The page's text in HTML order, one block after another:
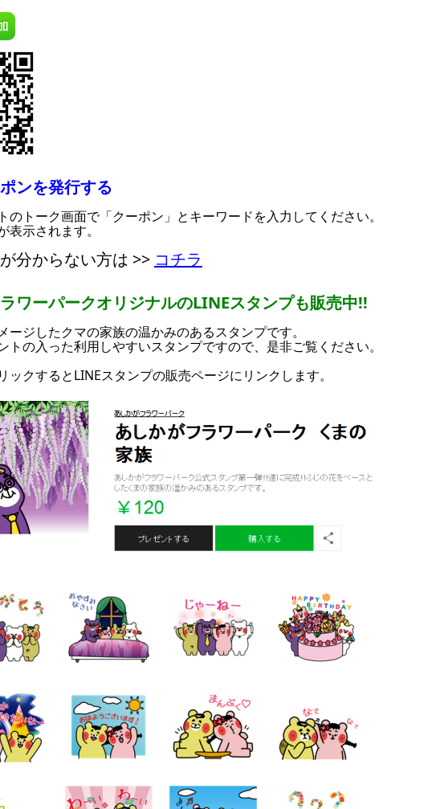
ンを発行する
のトーク画面で「クーポン」とキーワードを入力してください。
表示されます。
分からない方は >> コチラ
ワーパークオリジナルのLINEスタンプも販売中!!
ージしたクマの家族の温かみのあるスタンプです。
トの入った利用しやすいスタンプですので、是非ご覧ください。
ックするとLINEスタンプの販売ページにリンクします。